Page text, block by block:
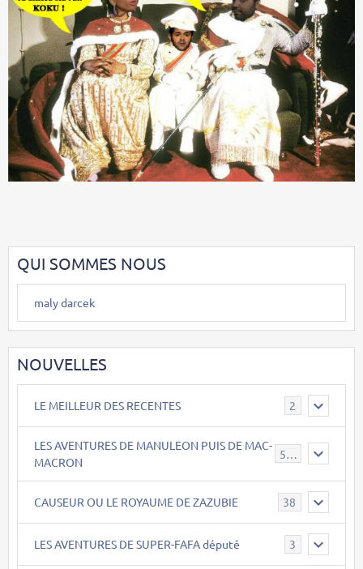
QUI SOMMES NOUS
maly darcek
NOUVELLES
LE MEILLEUR DES RECENTES 2
LES AVENTURES DE MANULEON PUIS DE MAC-
MACRON
543
CAUSEUR OU LE ROYAUME DE ZAZUBIE 38
LES AVENTURES DE SUPER-FAFA député 3